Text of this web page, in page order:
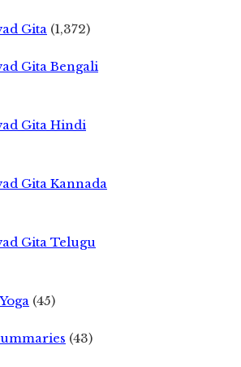
Gita (1,372)
Gita Bengali
Gita Hindi
Gita Kannada
Gita Telugu
(45)
(43)